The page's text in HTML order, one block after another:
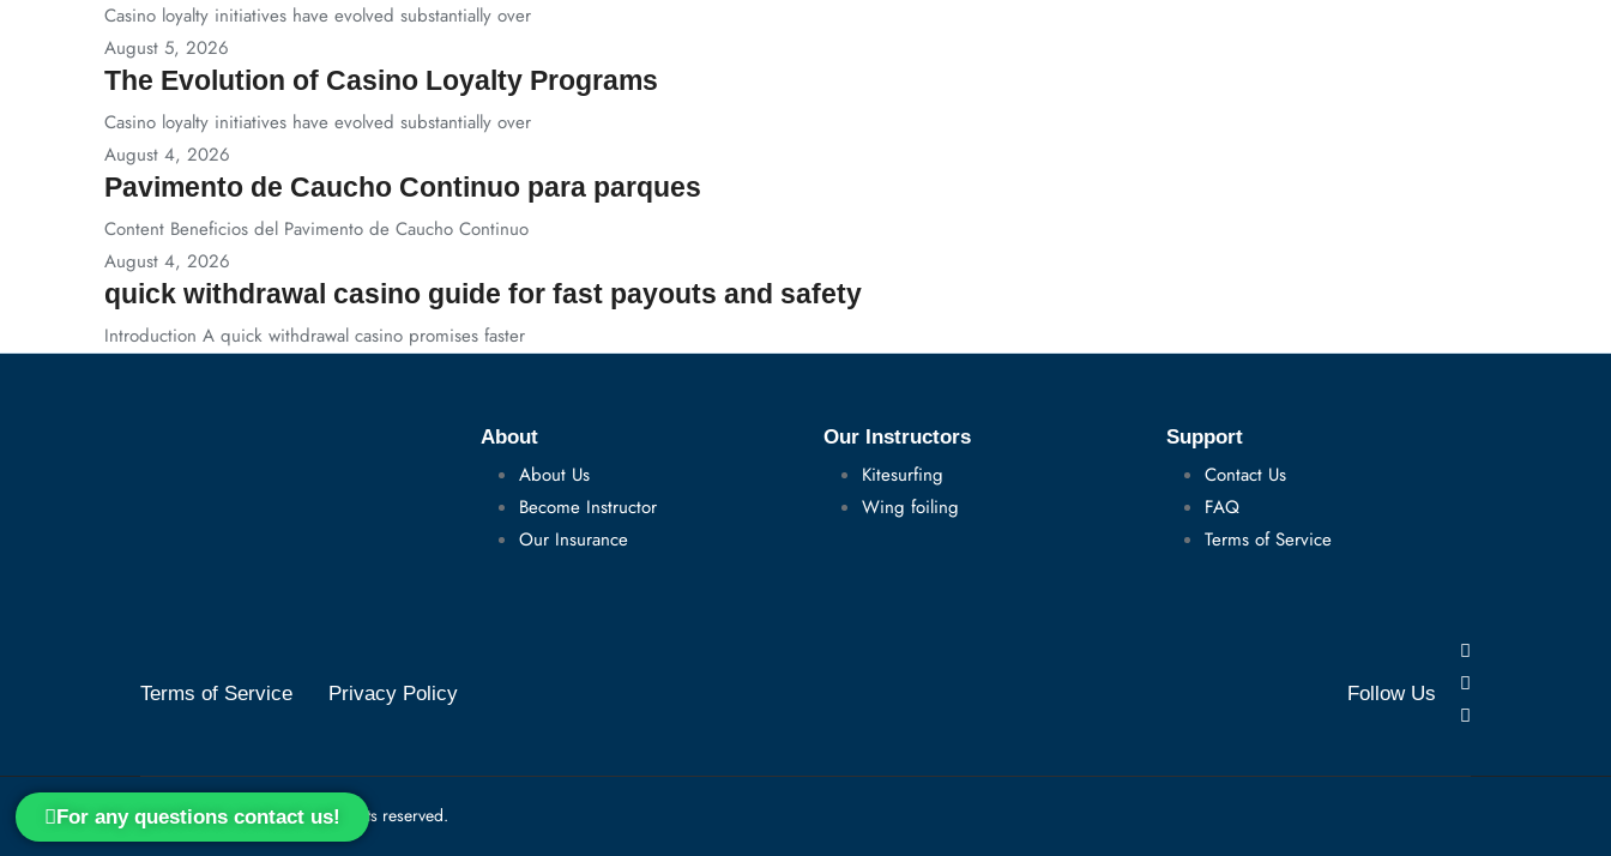
Casino loyalty initiatives have evolved substantially over
August 5, 2026
The Evolution of Casino Loyalty Programs
Casino loyalty initiatives have evolved substantially over
August 4, 2026
Pavimento de Caucho Continuo para parques
Content Beneficios del Pavimento de Caucho Continuo
August 4, 2026
quick withdrawal casino guide for fast payouts and safety
Introduction A quick withdrawal casino promises faster
About
About Us
Become Instructor
Our Insurance
Our Instructors
Kitesurfing
Wing foiling
Support
Contact Us
FAQ
Terms of Service
Terms of Service Privacy Policy Follow Us
© Sidekick Tribe. 2024. All rights reserved.
For any questions contact us!